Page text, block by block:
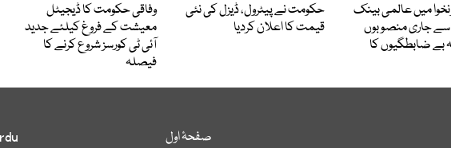
میں عالمی بینک
سے جاری منصوبوں
بے ضابطگیوں کا
حکومت نے پیٹرول، ڈیزل کی نئی
قیمت کا اعلان کردیا
وفاقی حکومت کا ڈیجیٹل
معیشت کے فروغ کیلئے جدید
آئی ٹی کورسز شروع کرنے کا
فیصلہ
صفحۂ اول